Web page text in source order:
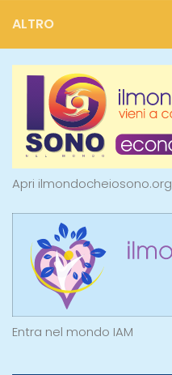
ALTRO
Apri ilmondocheiosono.org
Entra nel mondo IAM